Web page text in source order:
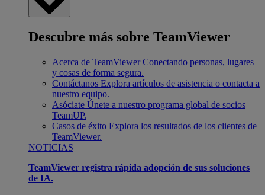
Descubre más sobre TeamViewer
Acerca de TeamViewer Conectando personas, lugares
y cosas de forma segura.
Contáctanos Explora artículos de asistencia o contacta a
nuestro equipo.
Asóciate Únete a nuestro programa global de socios
TeamUP.
Casos de éxito Explora los resultados de los clientes de
TeamViewer.
NOTICIAS
TeamViewer registra rápida adopción de sus soluciones
de IA.